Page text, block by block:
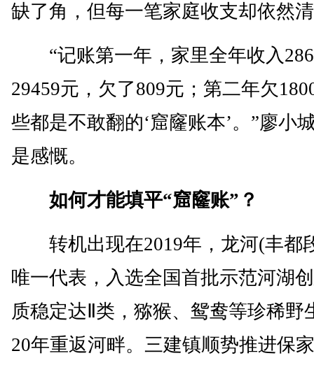
缺了角，但每一笔家庭收支却依然
“记账第一年，家里全年收入
29459元，欠了809元；第二年欠
些都是不敢翻的‘窟窿账本’。”廖小
是感慨。
如何才能填平“窟窿账”？
转机出现在2019年，龙河(丰都
唯一代表，入选全国首批示范河湖
质稳定达Ⅱ类，猕猴、鸳鸯等珍稀野
20年重返河畔。三建镇顺势推进保